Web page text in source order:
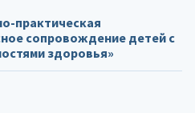
практическая
сопровождение детей с
здоровья»